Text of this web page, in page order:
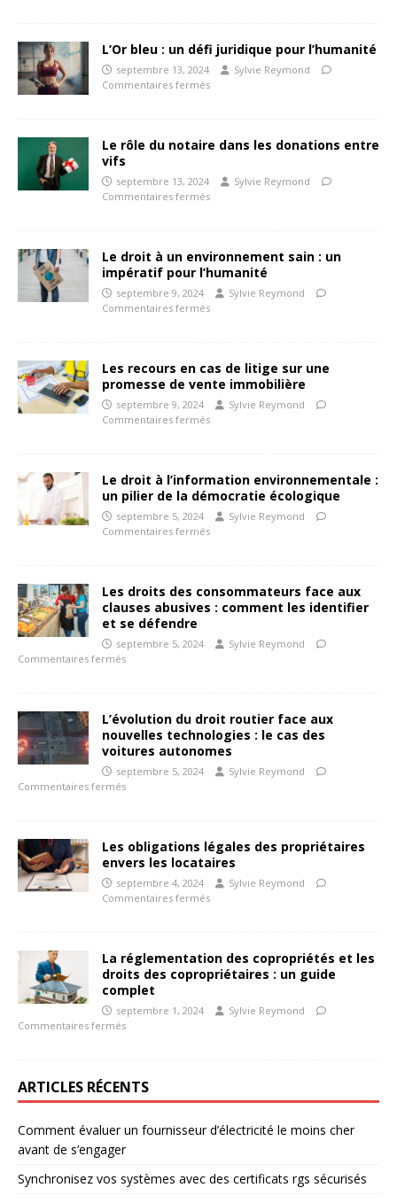
L’Or bleu : un défi juridique pour l’humanité
septembre 13, 2024
Sylvie Reymond
Commentaires fermés
Le rôle du notaire dans les donations entre
vifs
septembre 13, 2024
Sylvie Reymond
Commentaires fermés
Le droit à un environnement sain : un
impératif pour l’humanité
septembre 9, 2024
Sylvie Reymond
Commentaires fermés
Les recours en cas de litige sur une
promesse de vente immobilière
septembre 9, 2024
Sylvie Reymond
Commentaires fermés
Le droit à l’information environnementale :
un pilier de la démocratie écologique
septembre 5, 2024
Sylvie Reymond
Commentaires fermés
Les droits des consommateurs face aux
clauses abusives : comment les identifier
et se défendre
septembre 5, 2024
Sylvie Reymond
Commentaires fermés
L’évolution du droit routier face aux
nouvelles technologies : le cas des
voitures autonomes
septembre 5, 2024
Sylvie Reymond
Commentaires fermés
Les obligations légales des propriétaires
envers les locataires
septembre 4, 2024
Sylvie Reymond
Commentaires fermés
La réglementation des copropriétés et les
droits des copropriétaires : un guide
complet
septembre 1, 2024
Sylvie Reymond
Commentaires fermés
ARTICLES RÉCENTS
Comment évaluer un fournisseur d’électricité le moins cher
avant de s’engager
Synchronisez vos systèmes avec des certificats rgs sécurisés